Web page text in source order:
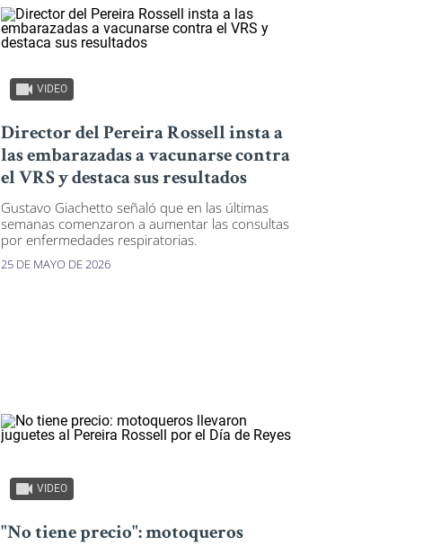
VIDEO
Director del Pereira Rossell insta a
las embarazadas a vacunarse contra
el VRS y destaca sus resultados
Gustavo Giachetto señaló que en las últimas
semanas comenzaron a aumentar las consultas
por enfermedades respiratorias.
25 DE MAYO DE 2026
VIDEO
"No tiene precio": motoqueros